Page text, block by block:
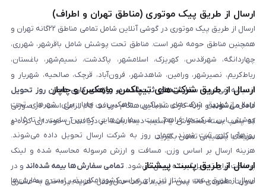
ارسال از طریق پیک موتوری (مناطق تهران و اطراف)
ارسال از طریق پیک موتوری در گوشی آنلاین شامل تمامی مناطق ۲۲گانه تهران و
همچنین مناطق حومه شهر است. مناطق تحت پوشش شامل باقرشهر، شهرری،
چهاردانگه، شهرقدس، کهریزک، اسلامشهر، پاکدشت، نسیم‌شهر، باغستان،
رباط‌کریم، نصیرشهر، ورامین، شاهدشهر، فرون‌آباد، قرچک، صالحیه، شهریار و
اندیشه می‌شود. سفارش‌های ثبت‌شده در روزهای کاری همان روز تحویل
داده می‌شوندو ارائه کارت شناسایی هنگام دریافت کالا الزامی است. در صورتی
که پلمپ بسته مخدوش یا آسیب دیده باشد، از دریافت آن خودداری کرده و
سریعاً با پشتیبانی تماس بگیرید.
ارسال از طریق شرکت‌های تیپاکس، ماهکس و چاپار
ارسال از طریق شرکت‌های تیپاکس، ماهکس و چاپار برای شهرهای تحت
پوشش این شرکت‌ها فراهم است. سفارش‌هایی که بین ساعت ۱۰ تا ۱۵ در
روزهای کاری ثبت شوند، همان روز به شرکت ارسال تحویل داده می‌شوند.
هزینه ارسال بر اساس وزن، مسافت و ارزش مرسوله محاسبه شده و لینک
پرداخت برای تحویل‌گیرنده ارسال می‌شود. تمامی سفارش‌ها بیمه شده‌اند و در
صورت مفقودی کالا، پس از تایید شرکت حمل‌ونقل، هزینه پرداختی به مشتری
ارسال از طریق پست پیشتاز
ارسال از طریق پست پیشتاز نیز برای سراسر کشور امکان‌پذیر است و سفارش‌ها